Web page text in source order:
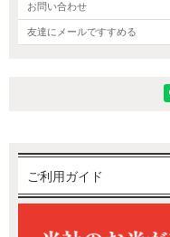
新潟産コシヒカリは、炊き
ます。また、日本人に好ま
あるお米として全国から美
がりください。食味バラ
お問い合わせ
友達にメールですすめる
ご利用ガイド